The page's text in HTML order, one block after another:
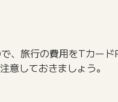
、旅行の費用をTカー
しておきましょう。